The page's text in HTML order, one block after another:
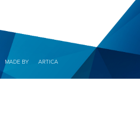
MADE BY ARTICA